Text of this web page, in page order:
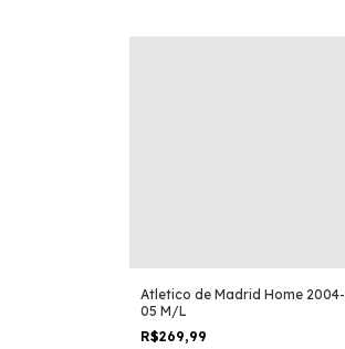
Atletico de Madrid Home 2004-
05 M/L
R$269,99